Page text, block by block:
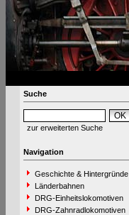
Suche
zur erweiterten Suche
Navigation
Geschichte & Hintergründe
Länderbahnen
DRG-Einheitslokomotiven
DRG-Zahnradlokomotiven